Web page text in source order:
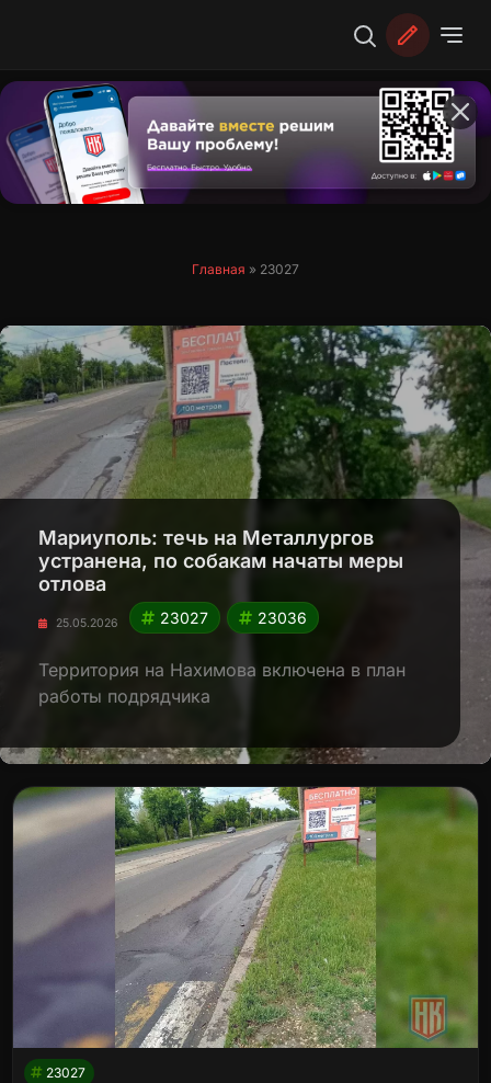
Главная » 23027
Мариуполь: течь на Металлургов
устранена, по собакам начаты меры
отлова
25.05.2026 23027 23036
Территория на Нахимова включена в план
работы подрядчика
23027